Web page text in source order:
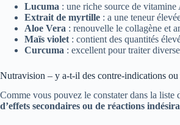
Lucuma : une riche source de vitamine
Extrait de myrtille : a une teneur
Aloe Vera : renouvelle le collagène et
Maïs violet : contient des quantités
Curcuma : excellent pour traiter
Nutravision – y a-t-il des contre-indications ou
Comme vous pouvez le constater dans la liste
d’effets secondaires ou de réactions